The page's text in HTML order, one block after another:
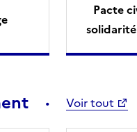
Pacte
solidarité
Voir tout